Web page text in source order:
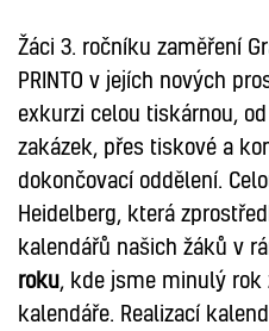
Žáci 3. ročníku zaměření
PRINTO v jejích nových
exkurzi celou tiskárnou,
zakázek, přes tiskové a
dokončovací oddělení.
Heidelberg, která
kalendářů našich žáků v
roku, kde jsme minulý
kalendáře. Realizací